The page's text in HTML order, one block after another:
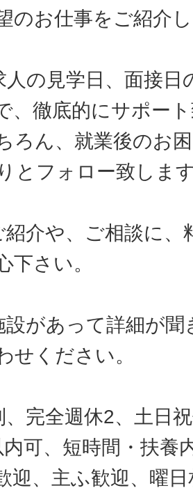
のお仕事をご紹介
の見学日、面接日
、徹底的にサポー
ろん、就業後のお
とフォロー致しま
紹介や、ご相談に
下さい。
設があって詳細が
せください。
完全週休2、土日
可、短時間・扶養
迎、主ふ歓迎、曜